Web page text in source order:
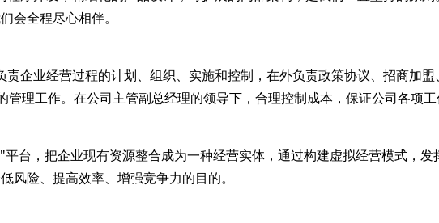
会全程尽心相伴。
企业经营过程的计划、组织、实施和控制，在外负责政策协议、招商加
理工作。在公司主管副总经理的领导下，合理控制成本，保证公司各项工
台，把企业现有资源整合成为一种经营实体，通过构建虚拟经营模式，发
风险、提高效率、增强竞争力的目的。